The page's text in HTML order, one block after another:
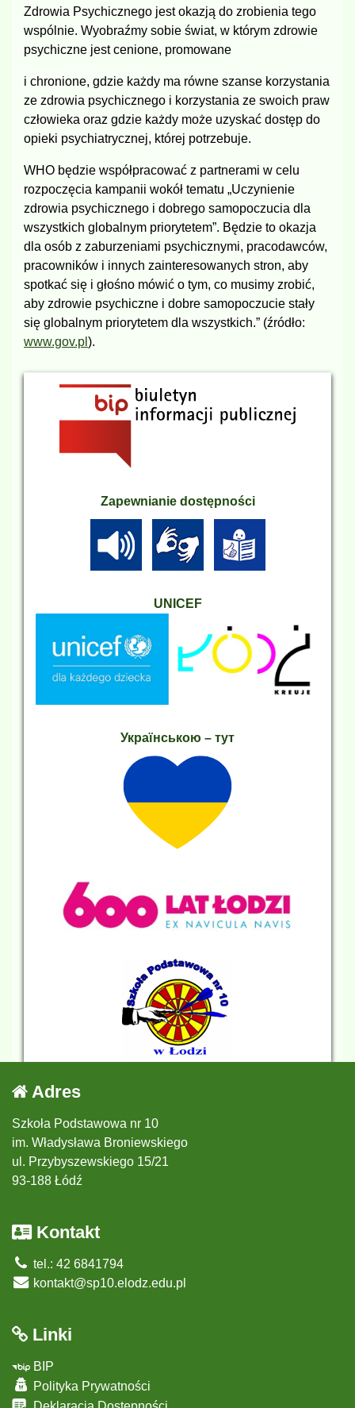
Zdrowia Psychicznego jest okazją do zrobienia tego
wspólnie. Wyobraźmy sobie świat, w którym zdrowie
psychiczne jest cenione, promowane
i chronione, gdzie każdy ma równe szanse korzystania
ze zdrowia psychicznego i korzystania ze swoich praw
człowieka oraz gdzie każdy może uzyskać dostęp do
opieki psychiatrycznej, której potrzebuje.
WHO będzie współpracować z partnerami w celu
rozpoczęcia kampanii wokół tematu „Uczynienie
zdrowia psychicznego i dobrego samopoczucia dla
wszystkich globalnym priorytetem”. Będzie to okazja
dla osób z zaburzeniami psychicznymi, pracodawców,
pracowników i innych zainteresowanych stron, aby
spotkać się i głośno mówić o tym, co musimy zrobić,
aby zdrowie psychiczne i dobre samopoczucie stały
się globalnym priorytetem dla wszystkich.” (źródło:
www.gov.pl ).
Zapewnianie dostępności
UNICEF
Українською – тут
Adres
Szkoła Podstawowa nr 10
im. Władysława Broniewskiego
ul. Przybyszewskiego 15/21
93-188 Łódź
Kontakt
tel.: 42 6841794
kontakt@sp10.elodz.edu.pl
Linki
BIP
Polityka Prywatności